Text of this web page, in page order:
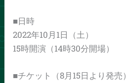
■日時
2022年10月1日（土）
15時開演（14時30分開場）
■チケット（8月15日より発売）